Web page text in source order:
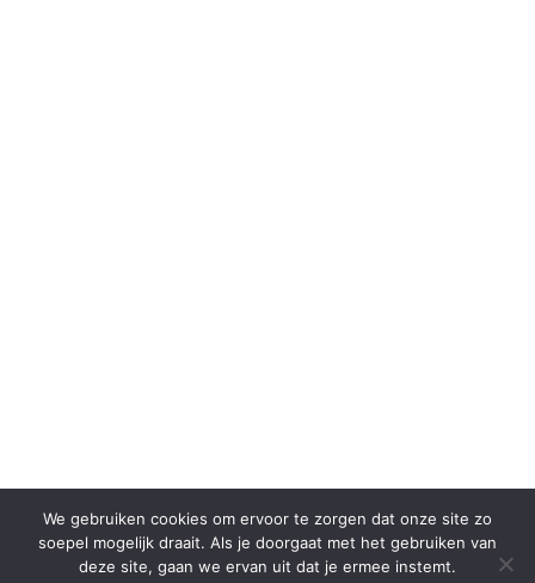
We gebruiken cookies om ervoor te zorgen dat onze site zo
soepel mogelijk draait. Als je doorgaat met het gebruiken van
deze site, gaan we ervan uit dat je ermee instemt.